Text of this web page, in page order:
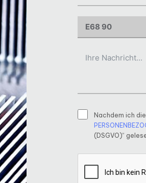
Nachdem ich die
(DSGVO)“